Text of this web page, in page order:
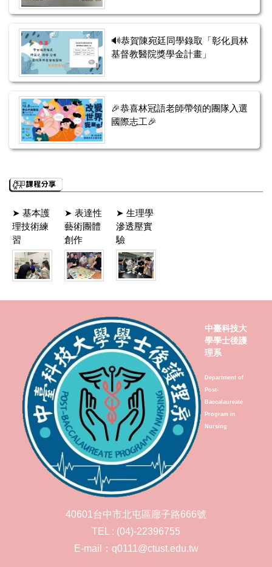
🔊恭賀陳宛廷同學錄取「彰化員林
基督教醫院獎學金計畫」
🎉恭喜林冠語老師帶領的團隊入選
國際志工🎉
➤ 基本護
理技術練
習
➤ 表達性
藝術團體
創作
➤ 生理學
滲透壓實
驗
中臺科技大
學學士後護
理系
Department of
Post-
Baccalaureate
Program in
Nursing
40601台中市北屯區廍子路666號
TEL : (04)-22396755
E-mail：q0111@ctust.edu.tw